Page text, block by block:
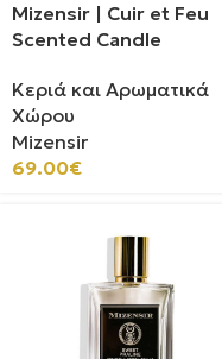
Mizensir | Cuir et Feu
Scented Candle
Κεριά και Αρωματικά
Χώρου
Mizensir
69.00€